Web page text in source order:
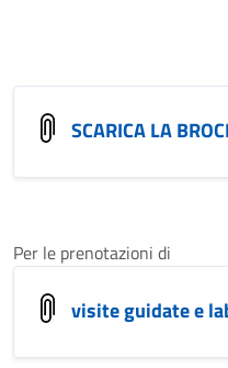
SCARICA LA
Per le prenotazioni di
visite guidate e